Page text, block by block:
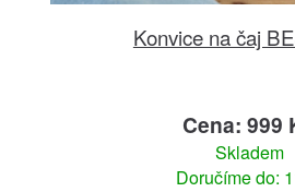
Konvice na čaj
Cena: 999
Skladem
Doručíme do: